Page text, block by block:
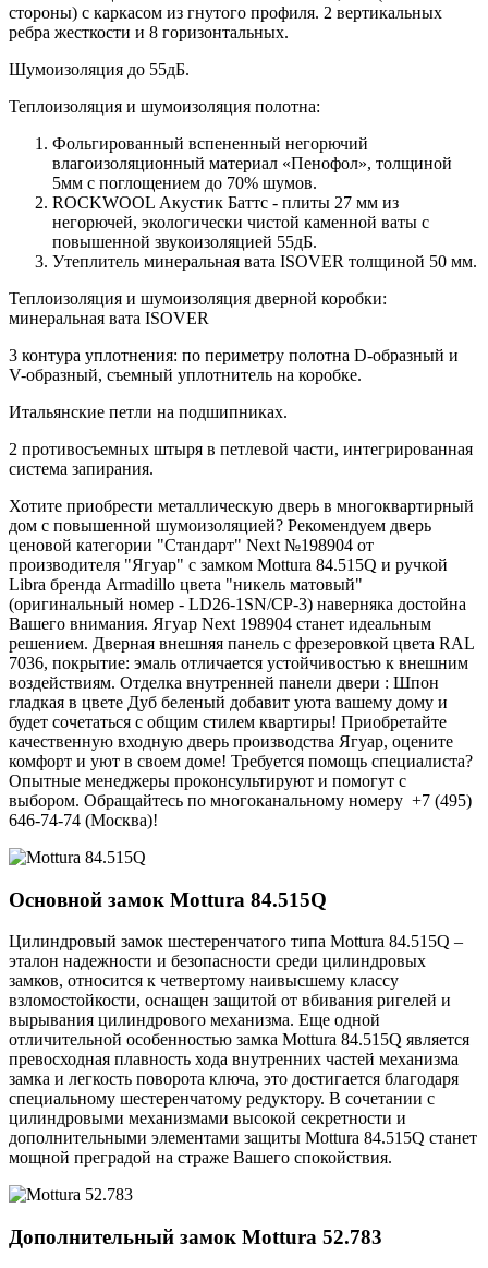
стороны) c каркасом из гнутого профиля. 2 вертикальных
ребра жесткости и 8 горизонтальных.
Шумоизоляция до 55дБ.
Теплоизоляция и шумоизоляция полотна:
Фольгированный вспененный негорючий
влагоизоляционный материал «Пенофол», толщиной
5мм с поглощением до 70% шумов.
ROCKWOOL Акустик Баттс - плиты 27 мм из
негорючей, экологически чистой каменной ваты с
повышенной звукоизоляцией 55дБ.
Утеплитель минеральная вата ISOVER толщиной 50 мм.
Теплоизоляция и шумоизоляция дверной коробки:
минеральная вата ISOVER
3 контура уплотнения: по периметру полотна D-образный и
V-образный, съемный уплотнитель на коробке.
Итальянские петли на подшипниках.
2 противосъемных штыря в петлевой части, интегрированная
система запирания.
Хотите приобрести металлическую дверь в многоквартирный
дом с повышенной шумоизоляцией? Рекомендуем дверь
ценовой категории "Стандарт" Next №198904 от
производителя "Ягуар" с замком Mottura 84.515Q и ручкой
Libra бренда Armadillo цвета "никель матовый"
(оригинальный номер - LD26-1SN/CP-3) наверняка достойна
Вашего внимания. Ягуар Next 198904 станет идеальным
решением. Дверная внешняя панель с фрезеровкой цвета RAL
7036, покрытие: эмаль отличается устойчивостью к внешним
воздействиям. Отделка внутренней панели двери : Шпон
гладкая в цвете Дуб беленый добавит уюта вашему дому и
будет сочетаться с общим стилем квартиры! Приобретайте
качественную входную дверь производства Ягуар, оцените
комфорт и уют в своем доме! Требуется помощь специалиста?
Опытные менеджеры проконсультируют и помогут с
выбором. Обращайтесь по многоканальному номеру +7 (495)
646-74-74 (Москва)!
Основной замок Mottura 84.515Q
Цилиндровый замок шестеренчатого типа Mottura 84.515Q –
эталон надежности и безопасности среди цилиндровых
замков, относится к четвертому наивысшему классу
взломостойкости, оснащен защитой от вбивания ригелей и
вырывания цилиндрового механизма. Еще одной
отличительной особенностью замка Mottura 84.515Q является
превосходная плавность хода внутренних частей механизма
замка и легкость поворота ключа, это достигается благодаря
специальному шестеренчатому редуктору. В сочетании с
цилиндровыми механизмами высокой секретности и
дополнительными элементами защиты Mottura 84.515Q станет
мощной преградой на страже Вашего спокойствия.
Дополнительный замок Mottura 52.783